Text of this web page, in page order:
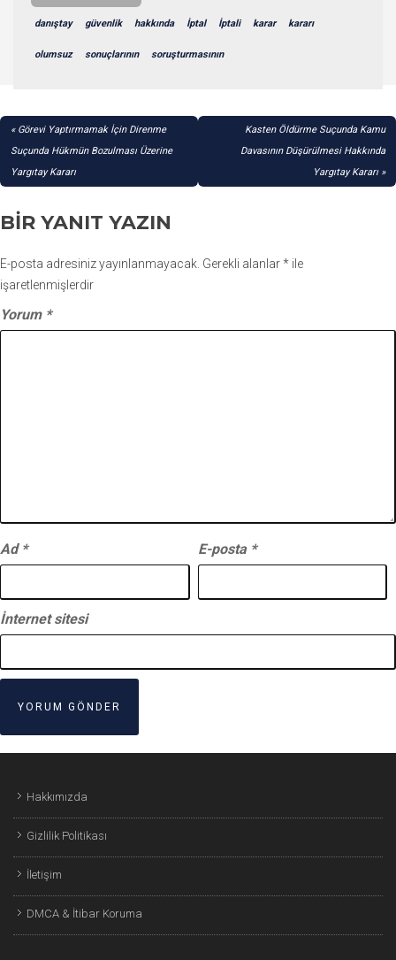
danıştay güvenlik hakkında İptal İptali karar kararı
olumsuz sonuçlarının soruşturmasının
YAZI
GEZINMESI
Görevi Yaptırmamak İçin Direnme
Suçunda Hükmün Bozulması Üzerine
Yargıtay Kararı
Kasten Öldürme Suçunda Kamu
Davasının Düşürülmesi Hakkında
Yargıtay Kararı
BIR YANIT YAZIN
E-posta adresiniz yayınlanmayacak. Gerekli alanlar* ile
işaretlenmişlerdir
Yorum *
Ad * E-posta *
İnternet sitesi
Hakkımızda
Gizlilik Politikası
İletişim
DMCA & İtibar Koruma